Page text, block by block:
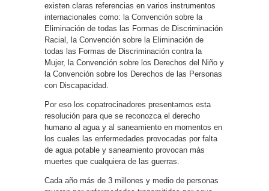
existen claras referencias en varios instrumentos
internacionales como: la Convención sobre la
Eliminación de todas las Formas de Discriminación
Racial, la Convención sobre la Eliminación de
todas las Formas de Discriminación contra la
Mujer, la Convención sobre los Derechos del Niño y
la Convención sobre los Derechos de las Personas
con Discapacidad.
Por eso los copatrocinadores presentamos esta
resolución para que se reconozca el derecho
humano al agua y al saneamiento en momentos en
los cuales las enfermedades provocadas por falta
de agua potable y saneamiento provocan más
muertes que cualquiera de las guerras.
Cada año más de 3 millones y medio de personas